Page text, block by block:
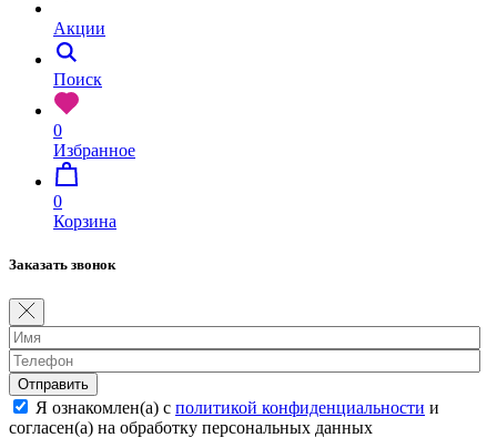
Акции
Поиск
0
Избранное
0
Корзина
Заказать звонок
Отправить
Я ознакомлен(а) с политикой конфиденциальности и
согласен(а) на обработку персональных данных